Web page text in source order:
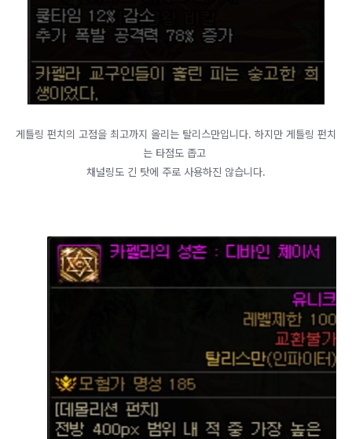
게틀링 펀치의 고점을 최고까지 올리는 탈리스만입니다. 하지만 게틀링 펀치
는 타점도 좁고
채널링도 긴 탓에 주로 사용하진 않습니다.